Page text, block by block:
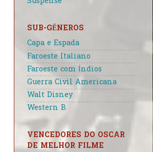
SUB-GÊNEROS
Capa e Espada
Faroeste Italiano
Faroeste com Índios
Guerra Civil Americana
Walt Disney
Western B
VENCEDORES DO OSCAR
DE MELHOR FILME